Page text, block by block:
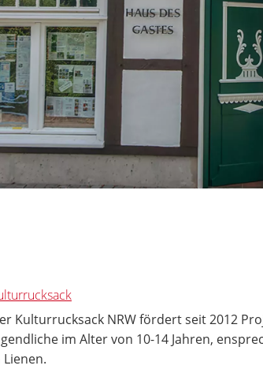
Kulturrucksack NRW fördert seit 2012
im Alter von 10-14 Jahren,
Lienen.